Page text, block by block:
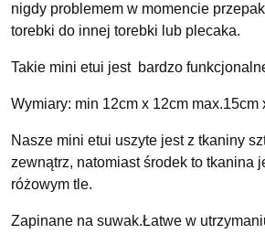
nigdy problemem w momencie
torebki do innej torebki lub plecaka.
Takie mini etui jest bardzo
Wymiary: min 12cm x 12cm max.15cm
Nasze mini etui uszyte jest z tkaniny
zewnątrz, natomiast środek to tkanina
różowym tle.
Zapinane na suwak.Łatwe w